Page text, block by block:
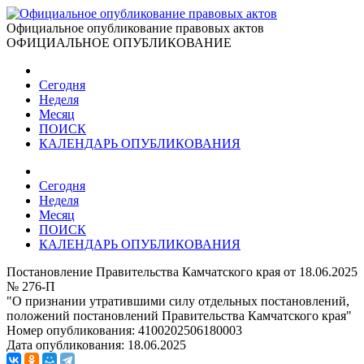
Официальное опубликование правовых актов
ОФИЦИАЛЬНОЕ ОПУБЛИКОВАНИЕ
Сегодня
Неделя
Месяц
ПОИСК
КАЛЕНДАРЬ ОПУБЛИКОВАНИЯ
Сегодня
Неделя
Месяц
ПОИСК
КАЛЕНДАРЬ ОПУБЛИКОВАНИЯ
Постановление Правительства Камчатского края от 18.06.2025
№ 276-П
"О признании утратившими силу отдельных постановлений,
положений постановлений Правительства Камчатского края"
Номер опубликования: 4100202506180003
Дата опубликования: 18.06.2025